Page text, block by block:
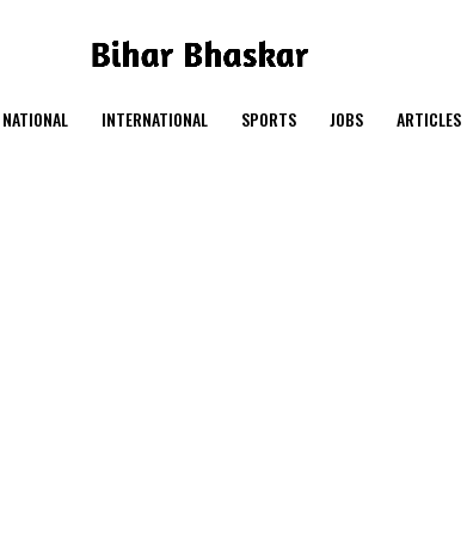
NATIONAL INTERNATIONAL SPORTS JOBS ARTICLES